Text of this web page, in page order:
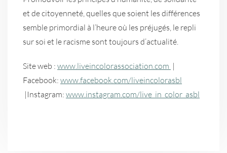
et de citoyenneté, quelles que soient les différences
semble primordial à l’heure où les préjugés, le repli
sur soi et le racisme sont toujours d’actualité.
Site web : www.liveincolorassociation.com |
Facebook: www.facebook.com/liveincolorasbl
|Instagram: www.instagram.com/live_in_color_asbl